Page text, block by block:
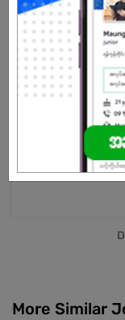
Open To :
More Similar